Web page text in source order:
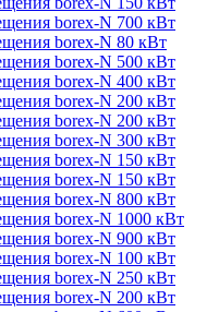
borex-N 700 кВт
borex-N 80 кВт
borex-N 500 кВт
borex-N 400 кВт
borex-N 200 кВт
borex-N 200 кВт
borex-N 300 кВт
borex-N 150 кВт
borex-N 150 кВт
borex-N 800 кВт
borex-N 1000 кВт
borex-N 900 кВт
borex-N 100 кВт
borex-N 250 кВт
borex-N 200 кВт